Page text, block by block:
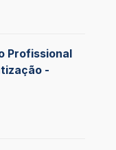
Profissional
-